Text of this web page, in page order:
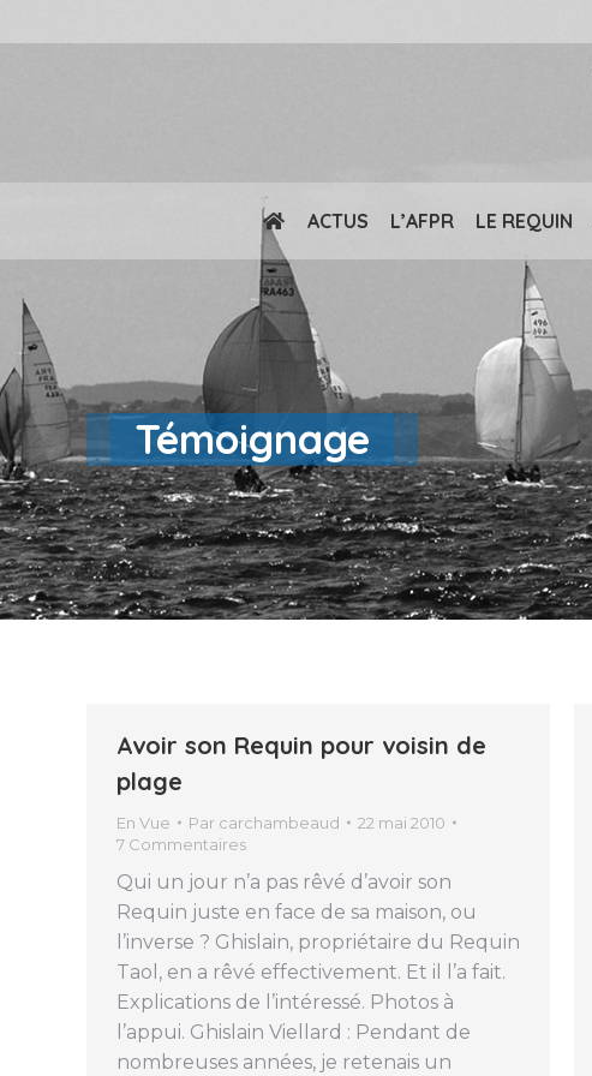
ACTUS L’AFPR LE REQUIN
Témoignage
Avoir son Requin pour voisin de
plage
En Vue Par carchambeaud
22 mai 2010
7 Commentaires
Qui un jour n’a pas rêvé d’avoir son
Requin juste en face de sa maison, ou
l’inverse ? Ghislain, propriétaire du Requin
Taol, en a rêvé effectivement. Et il l’a fait.
Explications de l’intéressé. Photos à
l’appui. Ghislain Viellard : Pendant de
nombreuses années, je retenais un